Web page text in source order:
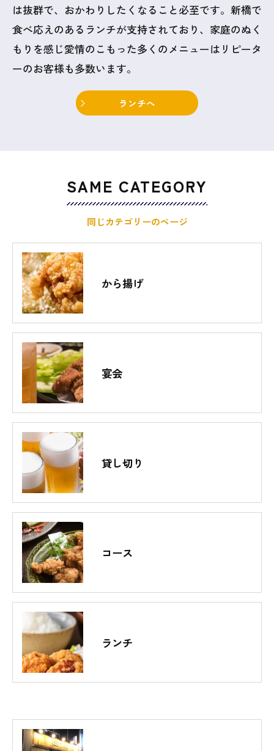
は抜群で、おかわりしたくなること必至です。新橋で
食べ応えのあるランチが支持されており、家庭のぬく
もりを感じ愛情のこもった多くのメニューはリピータ
ーのお客様も多数います。
ランチへ
同じカテゴリーのページ
SAME CATEGORY
から揚げ
宴会
貸し切り
コース
ランチ